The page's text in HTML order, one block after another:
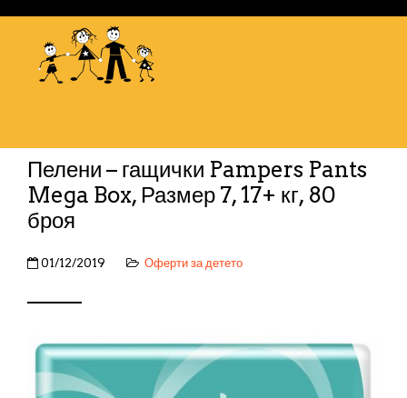
Пелени – гащички Pampers Pants
Mega Box, Размер 7, 17+ кг, 80
броя
01/12/2019 Оферти за детето